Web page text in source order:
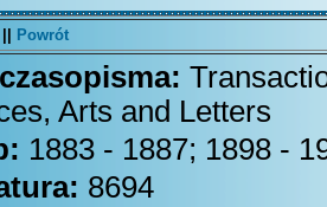
Powrót
Arts and Letters
1883 - 1887; 1898 -
8694